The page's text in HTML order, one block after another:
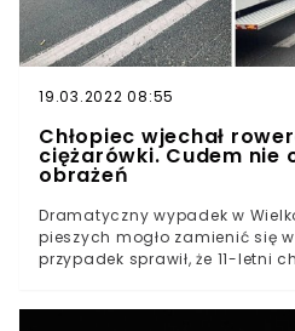
19.03.2022 08:55
Chłopiec wjechał
ciężarówki. Cudem nie
obrażeń
Dramatyczny wypadek w
pieszych mogło zamienić się
przypadek sprawił, że 11-letni